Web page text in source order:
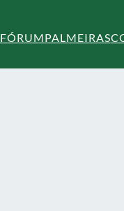
FÓRUMPALMEIRAS